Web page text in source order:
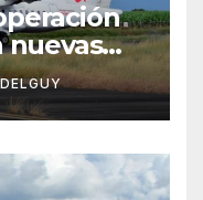
nuevas
y Tolú